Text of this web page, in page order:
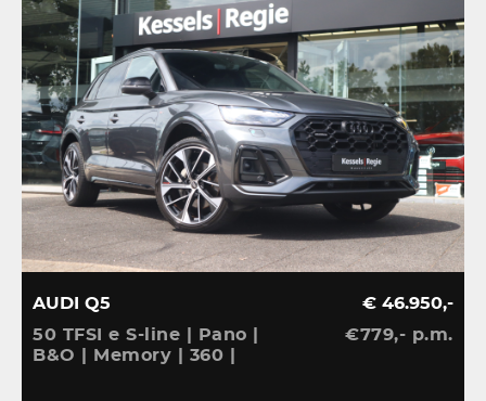
AUDI Q5
50 TFSI e S-line | Pano |
B&O | Memory | 360 |
€ 46.950,-
€779,- p.m.